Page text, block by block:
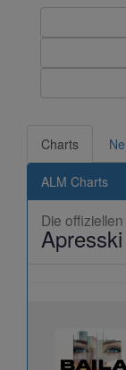
Charts
ALM Charts
Die offiziellen